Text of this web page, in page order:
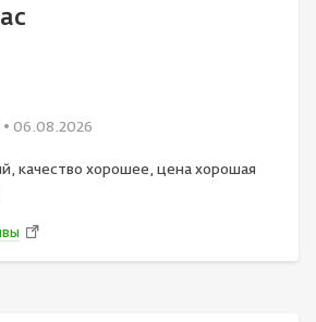
• 06.08.2026
качество хорошее, цена хорошая